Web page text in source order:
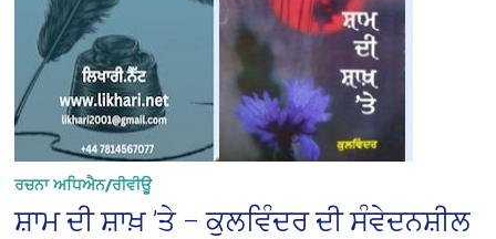
ਰਚਨਾ ਅਧਿਐਨ/ਰੀਵੀਊ
ਸ਼ਾਮ ਦੀ ਸ਼ਾਖ਼ ’ਤੇ – ਕੁਲਵਿੰਦਰ ਦੀ ਸੰਵੇਦਨਸ਼ੀਲ